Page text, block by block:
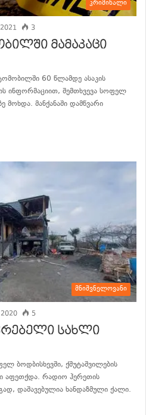
კრიმინალი
3
მამაკაცი
60 წლამდე ასაკის
ინფორმაციით, შემთხვევა სოფელ
მოხდა. მანქანაში დამწვარი
მნიშვნელოვანი
5
სახლი
ბოდბისხევში, ქშუტაშვილების
აფეთქდა. რადიო ჰერეთის
დაშავებულია ხანდაზმული ქალი.